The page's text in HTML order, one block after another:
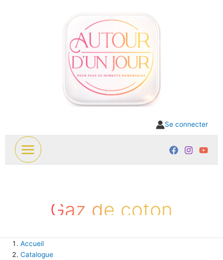
Se connecter
Gaz de coton
Accueil
Catalogue